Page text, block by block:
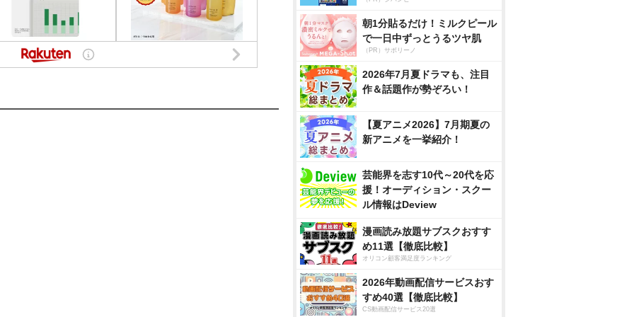
朝1分貼るだけ！ミルクピール
で一日中ずっとうるツヤ肌
（PR）サボリーノ
2026年7月夏ドラマも、注目
作＆話題作が勢ぞろい！
【夏アニメ2026】7月期夏の
新アニメを一挙紹介！
芸能界を志す10代～20代を応
援！オーディション・スクー
ル情報はDeview
漫画読み放題サブスクおすす
め11選【徹底比較】
オリコン顧客満足度ランキング
2026年動画配信サービスおす
すめ40選【徹底比較】
CS動画配信サービス20選